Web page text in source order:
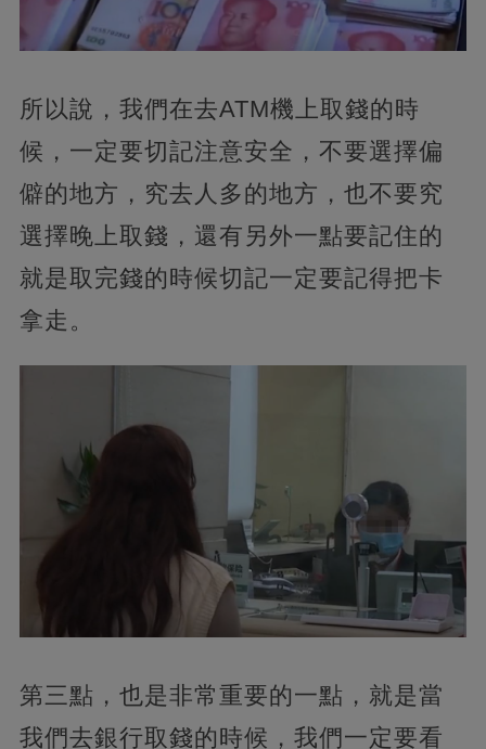
所以說，我們在去ATM機上取錢的時
候，一定要切記注意安全，不要選擇偏
僻的地方，究去人多的地方，也不要究
選擇晚上取錢，還有另外一點要記住的
就是取完錢的時候切記一定要記得把卡
拿走。
第三點，也是非常重要的一點，就是當
我們去銀行取錢的時候，我們一定要看